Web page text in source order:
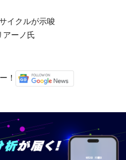
イクルが示唆
アーノ氏
！